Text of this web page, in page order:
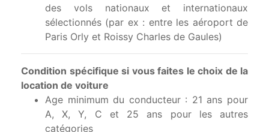
des vols nationaux et internationaux
sélectionnés (par ex : entre les aéroport de
Paris Orly et Roissy Charles de Gaules)
Condition spécifique si vous faites le choix de la
location de voiture
Age minimum du conducteur : 21 ans pour
A, X, Y, C et 25 ans pour les autres
catégories